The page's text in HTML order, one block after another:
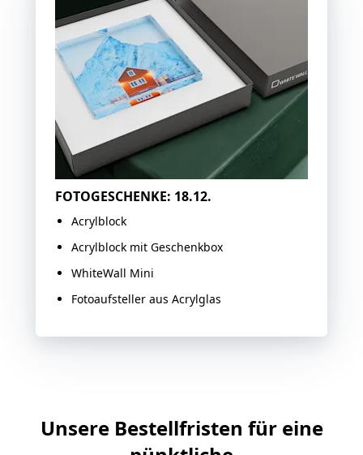
FOTOGESCHENKE: 18.12.
Acrylblock
Acrylblock mit Geschenkbox
WhiteWall Mini
Fotoaufsteller aus Acrylglas
Unsere Bestellfristen für eine